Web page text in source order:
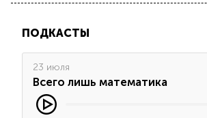
ПОДКАСТЫ
23 июля
Всего лишь математика